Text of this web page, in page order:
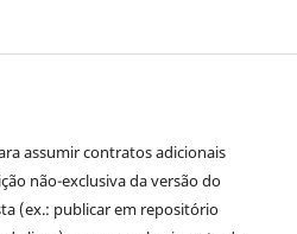
assumir contratos adicionais
não-exclusiva da versão do
(ex.: publicar em repositório